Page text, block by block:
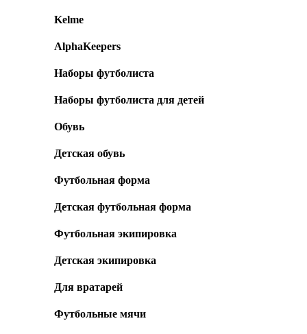
Kelme
AlphaKeepers
Наборы футболиста
Наборы футболиста для детей
Обувь
Детская обувь
Футбольная форма
Детская футбольная форма
Футбольная экипировка
Детская экипировка
Для вратарей
Футбольные мячи